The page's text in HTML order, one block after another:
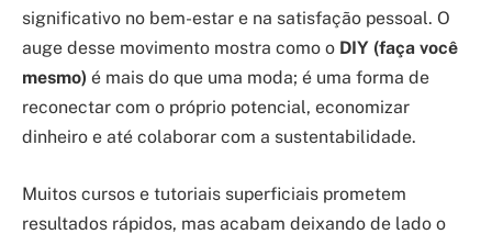
significativo no bem-estar e na satisfação pessoal. O
auge desse movimento mostra como o DIY (faça você
mesmo) é mais do que uma moda; é uma forma de
reconectar com o próprio potencial, economizar
dinheiro e até colaborar com a sustentabilidade.
Muitos cursos e tutoriais superficiais prometem
resultados rápidos, mas acabam deixando de lado o